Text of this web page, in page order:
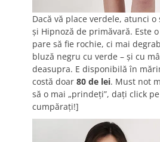
Dacă vă place verdele, atunci o
şi Hipnoză de primăvară. Este
pare să fie rochie, ci mai
bluză negru cu verde – şi cu
deasupra. E disponibilă în
costă doar 80 de lei. Must not
să o mai „prindeţi”, daţi click
cumpăraţi!]